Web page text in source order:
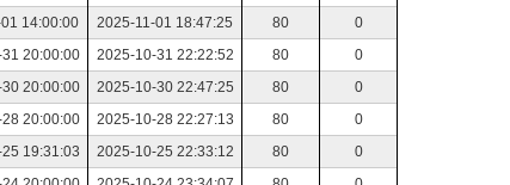
14:00:00 2025-11-01 18:47:25 80
0
20:00:00 2025-10-31 22:22:52 80
0
20:00:00 2025-10-30 22:47:25 80
0
20:00:00 2025-10-28 22:27:13 80
0
19:31:03 2025-10-25 22:33:12 80
0